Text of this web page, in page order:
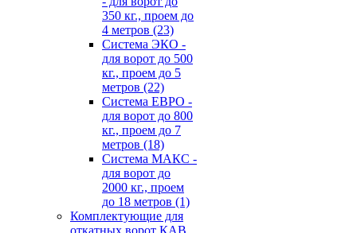
350 кг., проем до
4 метров (23)
Система ЭКО -
для ворот до 500
кг., проем до 5
метров (22)
Система ЕВРО -
для ворот до 800
кг., проем до 7
метров (18)
Система МАКС -
для ворот до
2000 кг., проем
до 18 метров (1)
Комплектующие для
откатных ворот КАВ